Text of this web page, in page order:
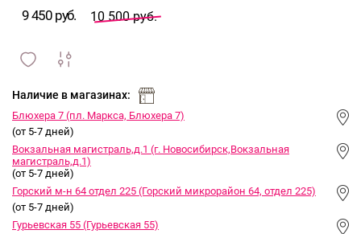
9 450 руб. 10 500 руб.
и
Наличие в магазинах:
Блюхера 7 (пл. Маркса, Блюхера 7)
(от 5-7 дней)
Вокзальная магистраль,д.1 (г. Новосибирск,Вокзальная
магистраль,д.1)
(от 5-7 дней)
Горский м-н 64 отдел 225 (Горский микрорайон 64, отдел 225)
(от 5-7 дней)
Гурьевская 55 (Гурьевская 55)